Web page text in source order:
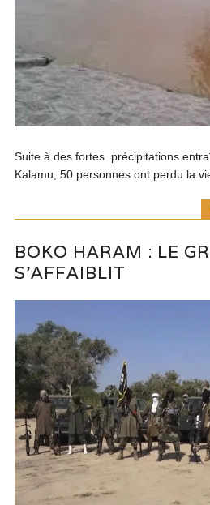
Suite à des fortes précipitations
Kalamu, 50 personnes ont perdu la
BOKO HARAM : LE
S’AFFAIBLIT